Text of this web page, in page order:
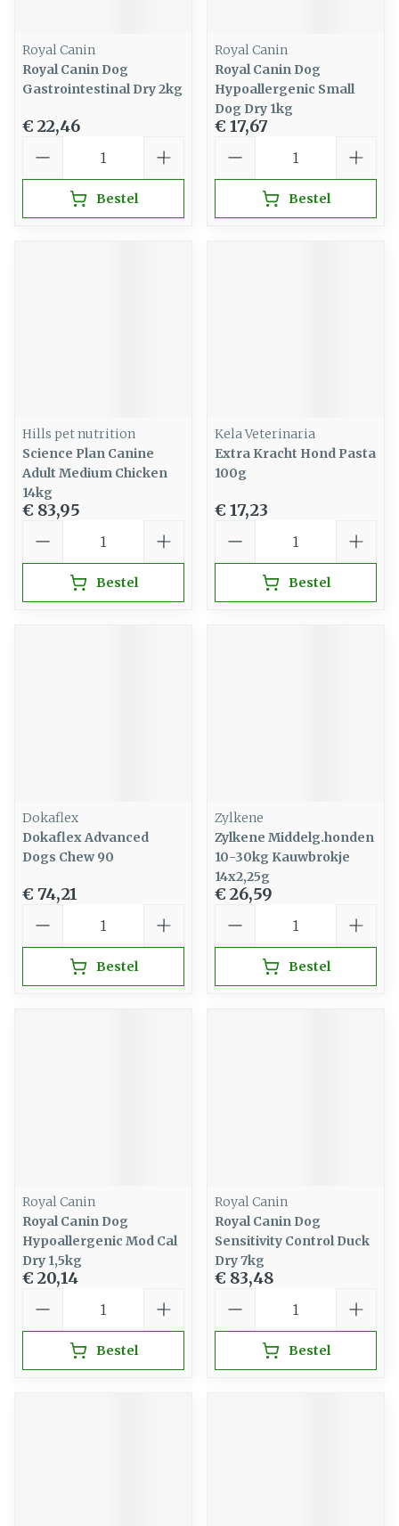
Royal Canin
Royal Canin Dog
Gastrointestinal Dry 2kg
€ 22,46
Bestel
Royal Canin
Royal Canin Dog
Hypoallergenic Small
Dog Dry 1kg
€ 17,67
Bestel
Hills pet nutrition
Science Plan Canine
Adult Medium Chicken
14kg
€ 83,95
Bestel
Kela Veterinaria
Extra Kracht Hond Pasta
100g
€ 17,23
Bestel
Dokaflex
Dokaflex Advanced
Dogs Chew 90
€ 74,21
Bestel
Zylkene
Zylkene Middelg.honden
10-30kg Kauwbrokje
14x2,25g
€ 26,59
Bestel
Royal Canin
Royal Canin Dog
Hypoallergenic Mod Cal
Dry 1,5kg
€ 20,14
Bestel
Royal Canin
Royal Canin Dog
Sensitivity Control Duck
Dry 7kg
€ 83,48
Bestel